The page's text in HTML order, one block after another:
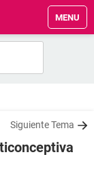
MENU
Siguiente Tema